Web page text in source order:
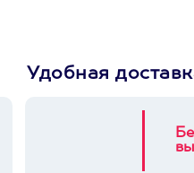
Удобная